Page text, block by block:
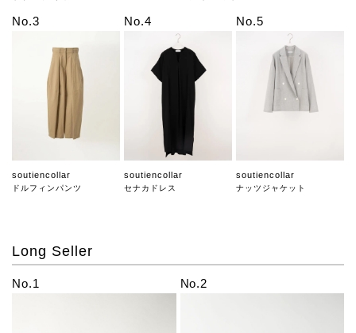
No.3
soutiencollar
ドルフィンパンツ
No.4
soutiencollar
セナカドレス
No.5
soutiencollar
ナッツジャケット
Long Seller
No.1 No.2